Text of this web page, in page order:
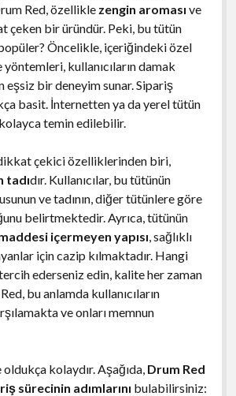
Red, özellikle zengin aroması ve
çeken bir üründür. Peki, bu tütün
Öncelikle, içeriğindeki özel
yöntemleri, kullanıcıların damak
eşsiz bir deneyim sunar. Sipariş
basit. İnternetten ya da yerel tütün
temin edilebilir.
çekici özelliklerinden biri,
tadıdır. Kullanıcılar, bu tütünün
ve tadının, diğer tütünlere göre
belirtmektedir. Ayrıca, tütünün
içermeyen yapısı, sağlıklı
için cazip kılmaktadır. Hangi
ederseniz edin, kalite her zaman
bu anlamda kullanıcıların
ve onları memnun
kolaydır. Aşağıda, Drum Red
sürecinin adımlarını bulabilirsiniz: